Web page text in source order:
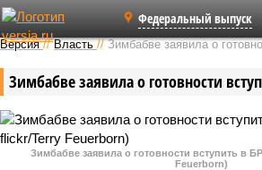
Федеральный выпуск
Версия //Власть //Зимбабве заявила о
Зимбабве заявила о готовности
Зимбабве заявила о готовности вступить в
Feuerborn)